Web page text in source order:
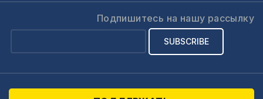
Подпишитесь на нашу рассылку